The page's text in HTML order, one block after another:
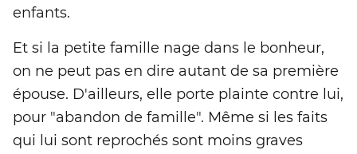
enfants.
Et si la petite famille nage dans le bonheur,
on ne peut pas en dire autant de sa première
épouse. D'ailleurs, elle porte plainte contre lui,
pour "abandon de famille". Même si les faits
qui lui sont reprochés sont moins graves